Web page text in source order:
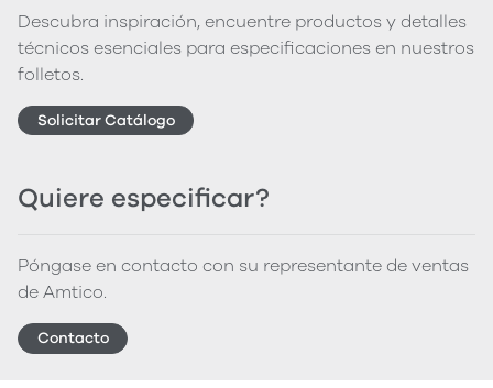
Descubra inspiración, encuentre productos y detalles
técnicos esenciales para especificaciones en nuestros
folletos.
Solicitar Catálogo
Quiere especificar?
Póngase en contacto con su representante de ventas
de Amtico.
Contacto